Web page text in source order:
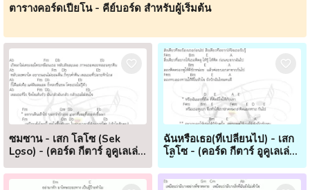
ตารางคอร์ดเปียโน - คีย์บอร์ด สำหรับผู้เริ่มต้น
ซมซาน - เสก โลโซ (Sek
Loso) - (คอร์ด กีตาร์ อูคูเลเล่
ฉันหรือเธอ(ที่เปลี่ยนไป) - เสก
โลโซ - (คอร์ด กีตาร์ อูคูเลเล่